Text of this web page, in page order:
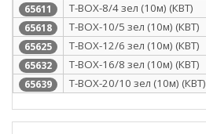
65611 Т-BOX-8/4 зел (10м) (КВТ)
65618 Т-BOX-10/5 зел (10м) (КВТ)
65625 Т-BOX-12/6 зел (10м) (КВТ)
65632 Т-BOX-16/8 зел (10м) (КВТ)
65639 Т-BOX-20/10 зел (10м) (КВТ)